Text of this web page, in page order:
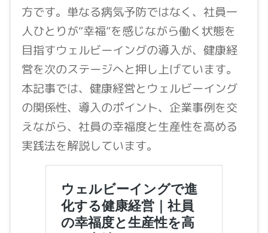
方です。単なる病気予防ではなく、社員一
人ひとりが“幸福”を感じながら働く状態を
目指すウェルビーイングの導入が、健康経
営を次のステージへと押し上げています。
本記事では、健康経営とウェルビーイング
の関係性、導入のポイント、企業事例を交
えながら、社員の幸福度と生産性を高める
実践法を解説しています。